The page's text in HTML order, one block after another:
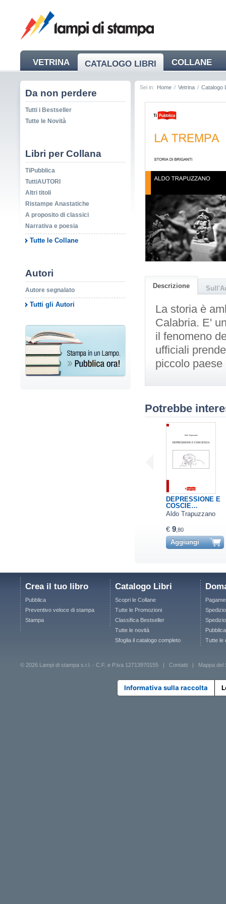
VETRINA CATALOGO LIBRI COLLANE
NEWS
Da non perdere
Tutti i Bestseller
Tutte le Novità
Libri per Collana
TiPubblica
TuttiAUTORI
Altri titoli
Ristampe Anastatiche
A proposito di classici
Narrativa e poesia
Tutte le Collane
Autori
Autore segnalato
Tutti gli Autori
Sei in: Home / Vetrina / Catalogo
Descrizione
La storia è
Calabria. E'
il fenomeno
ufficiali
piccolo paese
Potrebbe
DEPRESSIONE E
COSCIE…
Aldo Trapuzzano
€ 9,80
Aggiungi
Crea il tuo libro
Pubblica
Preventivo veloce di stampa
Stampa
Catalogo Libri
Scopri le Collane
Tutte le Promozioni
Classifica Bestseller
Tutte le novità
Sfoglia il catalogo completo
Tutte le
© 2026 Lampi di stampa s.r.l. - C.F. e P.iva 12713970155 | Contatti Mappa del
Informativa sulla raccolta